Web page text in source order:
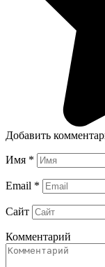
Добавить
Имя *
Email *
Сайт
Комментарий